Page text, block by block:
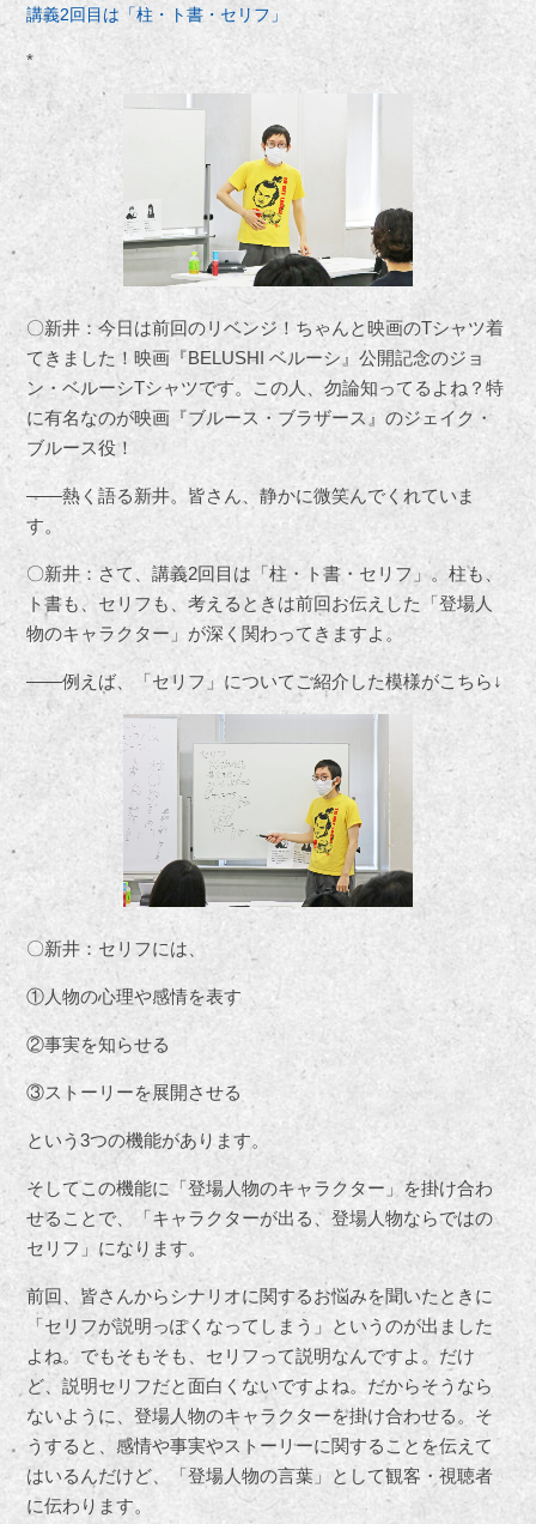
講義2回目は「柱・ト書・セリフ」
*
〇新井：今日は前回のリベンジ！ちゃんと映画のTシャツ着
てきました！映画『BELUSHI ベルーシ』公開記念のジョ
ン・ベルーシTシャツです。この人、勿論知ってるよね？特
に有名なのが映画『ブルース・ブラザース』のジェイク・
ブルース役！
――熱く語る新井。皆さん、静かに微笑んでくれていま
す。
〇新井：さて、講義2回目は「柱・ト書・セリフ」。柱も、
ト書も、セリフも、考えるときは前回お伝えした「登場人
物のキャラクター」が深く関わってきますよ。
――例えば、「セリフ」についてご紹介した模様がこちら↓
〇新井：セリフには、
①人物の心理や感情を表す
②事実を知らせる
③ストーリーを展開させる
という3つの機能があります。
そしてこの機能に「登場人物のキャラクター」を掛け合わ
せることで、「キャラクターが出る、登場人物ならではの
セリフ」になります。
前回、皆さんからシナリオに関するお悩みを聞いたときに
「セリフが説明っぽくなってしまう」というのが出ました
よね。でもそもそも、セリフって説明なんですよ。だけ
ど、説明セリフだと面白くないですよね。だからそうなら
ないように、登場人物のキャラクターを掛け合わせる。そ
うすると、感情や事実やストーリーに関することを伝えて
はいるんだけど、「登場人物の言葉」として観客・視聴者
に伝わります。